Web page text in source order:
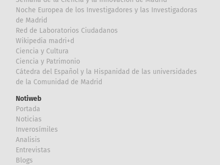
Noche Europea de los Investigadores y las Investigadoras
de Madrid
Red de Laboratorios Ciudadanos
Wikipedia madri+d
Ciencia y Cultura
Ciencia y Patrimonio
Cátedra del Español y la Hispanidad de las universidades
de la Comunidad de Madrid
Notiweb
Portada
Noticias
Inverosímiles
Analisis
Entrevistas
Blogs